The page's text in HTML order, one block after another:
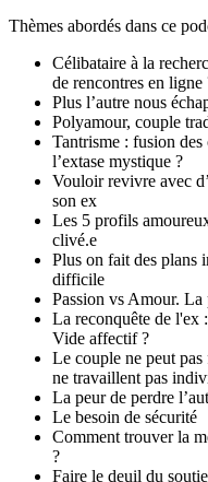
Thèmes abordés dans ce
Célibataire à la
de rencontres en ligne
Plus l’autre nous
Polyamour, couple
Tantrisme : fusion des
l’extase mystique ?
Vouloir revivre avec
son ex
Les 5 profils
clivé.e
Plus on fait des plans
difficile
Passion vs Amour. La
La reconquête de l'ex
Vide affectif ?
Le couple ne peut
ne travaillent pas
La peur de perdre
Le besoin de sécurité
Comment trouver la
?
Faire le deuil du